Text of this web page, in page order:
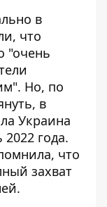
в
что
"очень
Но, по
в
Украина
года.
что
захват